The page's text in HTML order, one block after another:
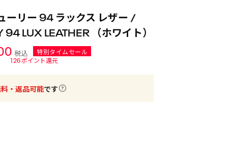
ーリー 94 ラックス レザー /
LUX LEATHER （ホワイト）
税込
特別タイムセール
126ポイント還元
・返品可能です